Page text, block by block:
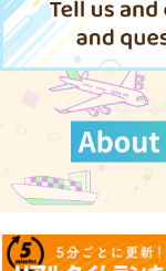
去年ルノアール鎮守府
で～
Paradise of Thunder
～
550円（税込）